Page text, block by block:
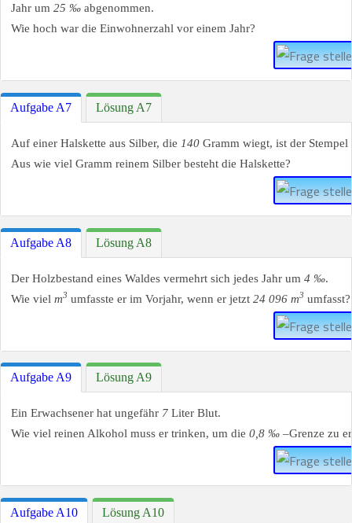
Jahr um 25 ‰ abgenommen.
Wie hoch war die Einwohnerzahl vor einem Jahr?
Aufgabe A7 Lösung A7
Auf einer Halskette aus Silber, die 140 Gramm wiegt, ist der Stempel
Aus wie viel Gramm reinem Silber besteht die Halskette?
Aufgabe A8 Lösung A8
Der Holzbestand eines Waldes vermehrt sich jedes Jahr um 4 ‰.
Wie viel m3 umfasste er im Vorjahr, wenn er jetzt 24 096 m3 umfasst?
Aufgabe A9 Lösung A9
Ein Erwachsener hat ungefähr 7 Liter Blut.
Wie viel reinen Alkohol muss er trinken, um die 0,8 ‰ –Grenze zu
Aufgabe A10 Lösung A10